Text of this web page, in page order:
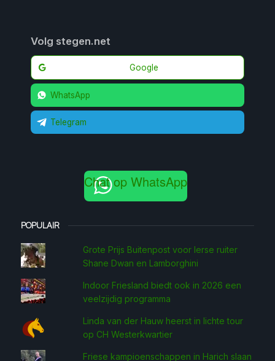
Volg stegen.net
Google
WhatsApp
Telegram
Chat op WhatsApp
POPULAIR
Grote Prijs Buitenpost voor Ierse ruiter
Shane Dwan en Lamborghini
Indoor Friesland biedt ook in 2026 een
veelzijdig programma
Linda van der Hauw heerst in lichte tour
op CH Westerkwartier
Friese kampioenschappen in Harich slaan